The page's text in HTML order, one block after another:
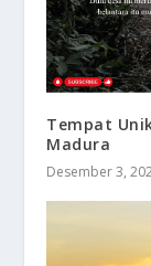
Tempat
Madura
Desember 3,